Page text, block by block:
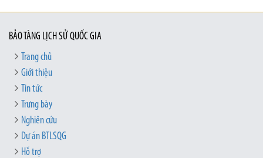
BẢO TÀNG LỊCH SỬ QUỐC GIA
Trang chủ
Giới thiệu
Tin tức
Trưng bày
Nghiên cứu
Dự án BTLSQG
Hỗ trợ